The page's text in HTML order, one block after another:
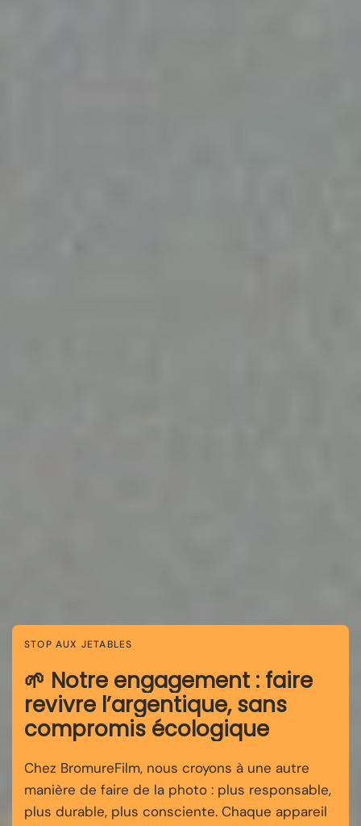
STOP AUX JETABLES
🌱 Notre engagement : faire
revivre l’argentique, sans
compromis écologique
Chez BromureFilm, nous croyons à une autre
manière de faire de la photo : plus responsable,
plus durable, plus consciente. Chaque appareil